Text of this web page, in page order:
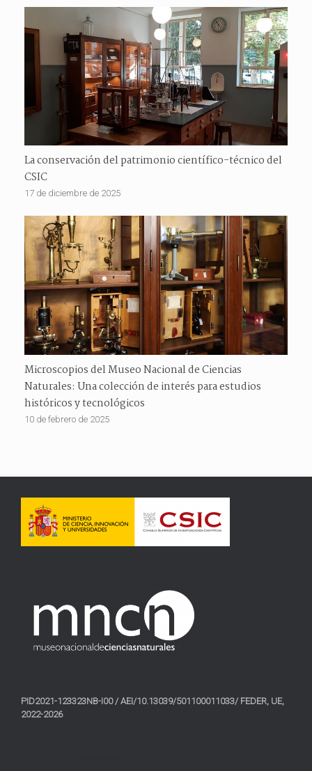
La conservación del patrimonio científico-técnico del
CSIC
17 de diciembre de 2025
Microscopios del Museo Nacional de Ciencias
Naturales: Una colección de interés para estudios
históricos y tecnológicos
10 de febrero de 2025
PID2021-123323NB-I00 / AEI/10.13039/501100011033/ FEDER, UE,
2022-2026